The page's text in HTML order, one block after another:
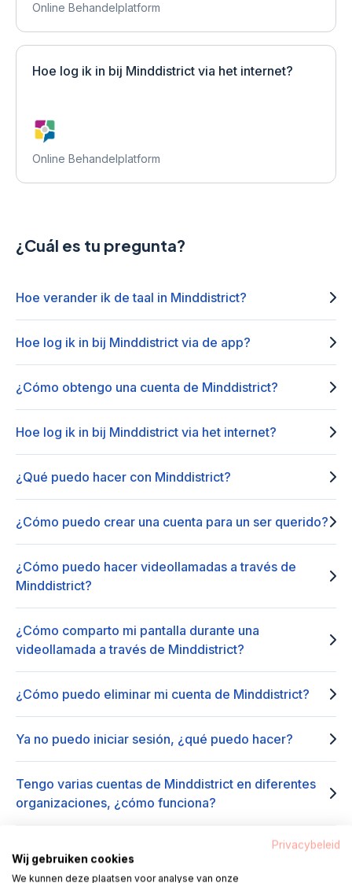
Online Behandelplatform
Hoe log ik in bij Minddistrict via het internet?
Online Behandelplatform
¿Cuál es tu pregunta?
Hoe verander ik de taal in Minddistrict?
Hoe log ik in bij Minddistrict via de app?
¿Cómo obtengo una cuenta de Minddistrict?
Hoe log ik in bij Minddistrict via het internet?
¿Qué puedo hacer con Minddistrict?
¿Cómo puedo crear una cuenta para un ser querido?
¿Cómo puedo hacer videollamadas a través de
Minddistrict?
¿Cómo comparto mi pantalla durante una
videollamada a través de Minddistrict?
¿Cómo puedo eliminar mi cuenta de Minddistrict?
Ya no puedo iniciar sesión, ¿qué puedo hacer?
Tengo varias cuentas de Minddistrict en diferentes
organizaciones, ¿cómo funciona?
¿Cómo puedo realizar videollamadas a través de la
aplicación Minddistrict?
Privacybeleid
Wij gebruiken cookies
We kunnen deze plaatsen voor analyse van onze